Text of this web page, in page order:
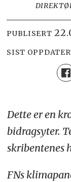
PUBLISERT
SIST
Dette er en
bidragsyter.
skribentenes
FNs